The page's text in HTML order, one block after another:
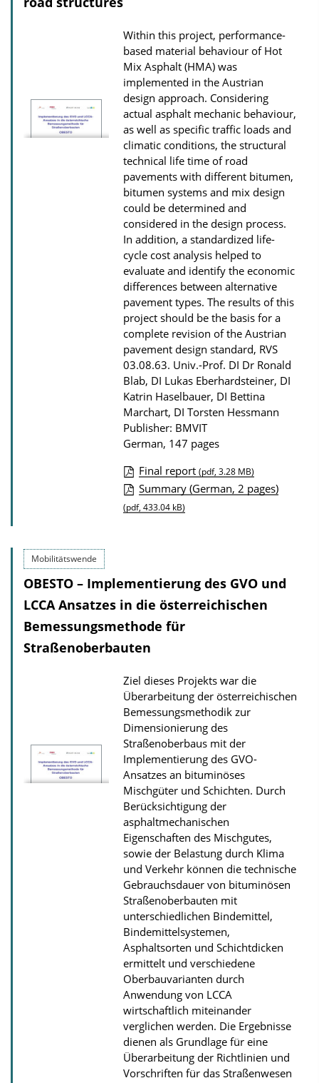
o
n
D
o
w
n
l
o
a
d
s
Within this project, performance-
based material behaviour of Hot
Mix Asphalt (HMA) was
implemented in the Austrian
design approach. Considering
actual asphalt mechanic behaviour,
as well as specific traffic loads and
climatic conditions, the structural
technical life time of road
pavements with different bitumen,
bitumen systems and mix design
could be determined and
considered in the design process.
In addition, a standardized life-
cycle cost analysis helped to
evaluate and identify the economic
differences between alternative
pavement types. The results of this
project should be the basis for a
complete revision of the Austrian
pavement design standard, RVS
03.08.63. Univ.-Prof. DI Dr Ronald
Blab, DI Lukas Eberhardsteiner, DI
Katrin Haselbauer, DI Bettina
Marchart, DI Torsten Hessmann
Publisher: BMVIT
German, 147 pages
P
u
c
a
t
i
n
D
o
w
n
l
o
a
d
s
Final report (pdf, 3.28 MB)
Summary (German, 2 pages)
(pdf, 433.04 kB)
Mobilitätswende
OBESTO – Implementierung des GVO und
LCCA Ansatzes in die österreichischen
Bemessungsmethode für
Straßenoberbauten
Ziel dieses Projekts war die
Überarbeitung der österreichischen
Bemessungsmethodik zur
Dimensionierung des
Straßenoberbaus mit der
Implementierung des GVO-
Ansatzes an bituminöses
Mischgüter und Schichten. Durch
Berücksichtigung der
asphaltmechanischen
Eigenschaften des Mischgutes,
sowie der Belastung durch Klima
und Verkehr können die technische
Gebrauchsdauer von bituminösen
Straßenoberbauten mit
unterschiedlichen Bindemittel,
Bindemittelsystemen,
Asphaltsorten und Schichtdicken
ermittelt und verschiedene
Oberbauvarianten durch
Anwendung von LCCA
wirtschaftlich miteinander
verglichen werden. Die Ergebnisse
dienen als Grundlage für eine
Überarbeitung der Richtlinien und
Vorschriften für das Straßenwesen